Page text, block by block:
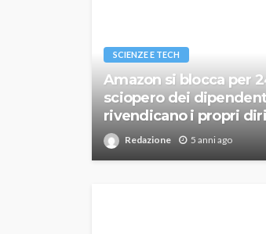
SCIENZE E TECH
Amazon si blocca per
sciopero dei
rivendicano i propri
Redazione 5 anni ago